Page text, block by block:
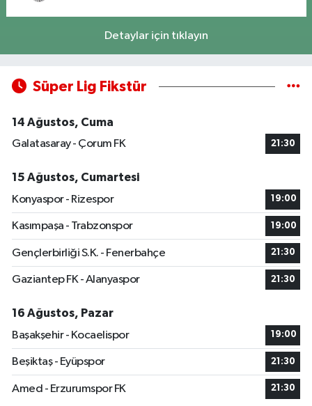
Detaylar için tıklayın
Süper Lig Fikstür
14 Ağustos, Cuma
Galatasaray - Çorum FK
21:30
15 Ağustos, Cumartesi
Konyaspor - Rizespor
19:00
Kasımpaşa - Trabzonspor 19:00
Gençlerbirliği S.K. - Fenerbahçe 21:30
Gaziantep FK - Alanyaspor 21:30
16 Ağustos, Pazar
Başakşehir - Kocaelispor
19:00
Beşiktaş - Eyüpspor 21:30
Amed - Erzurumspor FK 21:30